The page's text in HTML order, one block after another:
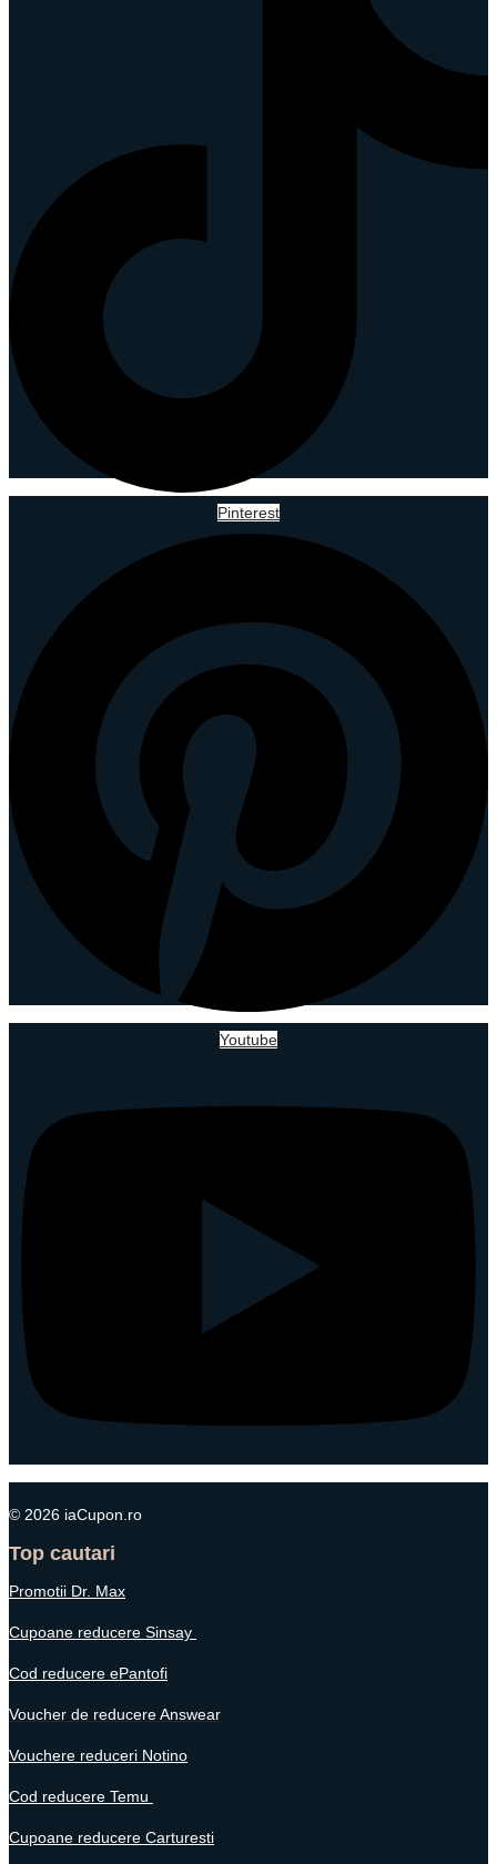
Pinterest
Youtube
© 2026 iaCupon.ro
Top cautari
Promotii Dr. Max
Cupoane reducere Sinsay
Cod reducere ePantofi
Voucher de reducere Answear
Vouchere reduceri Notino
Cod reducere Temu
Cupoane reducere Carturesti